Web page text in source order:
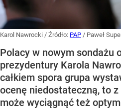
Karol Nawrocki / Źródło: PAP / Paweł
Polacy w nowym sondażu
prezydentury Karola
całkiem spora grupa
ocenę niedostateczną, to
może wyciągnąć też